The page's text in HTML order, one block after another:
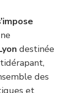
destinée
des
et